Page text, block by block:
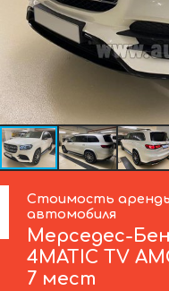
Стоимость
автомобиля
Мерседес-
4MATIC TV
7 мест